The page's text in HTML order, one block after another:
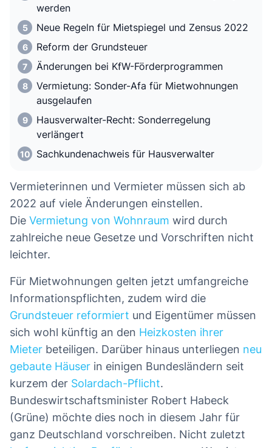
werden
Neue Regeln für Mietspiegel und Zensus 2022
Reform der Grundsteuer
Änderungen bei KfW-Förderprogrammen
Vermietung: Sonder-Afa für Mietwohnungen
ausgelaufen
Hausverwalter-Recht: Sonderregelung
verlängert
Sachkundenachweis für Hausverwalter
Vermieterinnen und Vermieter müssen sich ab
2022 auf viele Änderungen einstellen.
Die Vermietung von Wohnraum wird durch
zahlreiche neue Gesetze und Vorschriften nicht
leichter.
Für Mietwohnungen gelten jetzt umfangreiche
Informationspflichten, zudem wird die
Grundsteuer reformiert und Eigentümer müssen
sich wohl künftig an den Heizkosten ihrer
Mieter beteiligen. Darüber hinaus unterliegen neu
gebaute Häuser in einigen Bundesländern seit
kurzem der Solardach-Pflicht.
Bundeswirtschaftsminister Robert Habeck
(Grüne) möchte dies noch in diesem Jahr für
ganz Deutschland vorschreiben. Nicht zuletzt